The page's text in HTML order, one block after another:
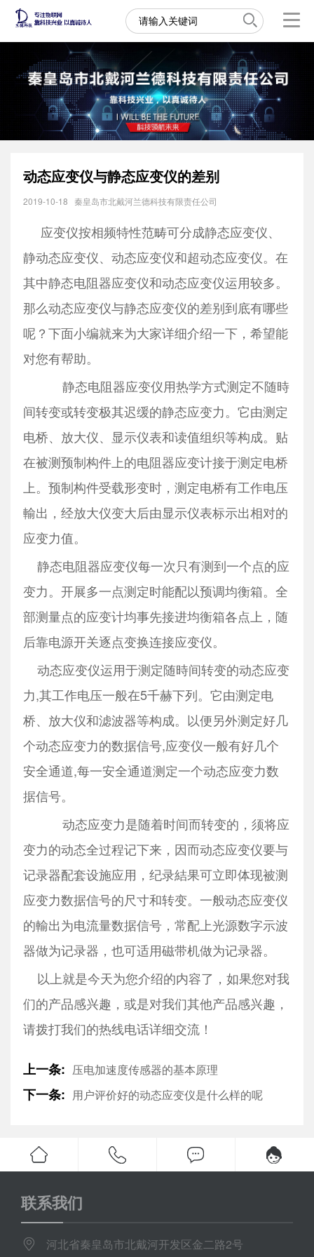
动态应变仪与静态应变仪的差别
2019-10-18 秦皇岛市北戴河兰德科技有限责任公司
应变仪按相频特性范畴可分成静态应变仪、
静动态应变仪、动态应变仪和超动态应变仪。在
其中静态电阻器应变仪和动态应变仪运用较多。
那么动态应变仪与静态应变仪的差别到底有哪些
呢？下面小编就来为大家详细介绍一下，希望能
对您有帮助。
静态电阻器应变仪用热学方式测定不随時
间转变或转变极其迟缓的静态应变力。它由测定
电桥、放大仪、显示仪表和读值组织等构成。贴
在被测预制构件上的电阻器应变计接于测定电桥
上。预制构件受载形变时，测定电桥有工作电压
輸出，经放大仪变大后由显示仪表标示出相对的
应变力值。
静态电阻器应变仪每一次只有测到一个点的应
变力。开展多一点测定时能配以预调均衡箱。全
部测量点的应变计均事先接进均衡箱各点上，随
后靠电源开关逐点变换连接应变仪。
动态应变仪运用于测定随時间转变的动态应变
力,其工作电压一般在5千赫下列。它由测定电
桥、放大仪和滤波器等构成。以便另外测定好几
个动态应变力的数据信号,应变仪一般有好几个
安全通道,每一安全通道测定一个动态应变力数
据信号。
动态应变力是随着时间而转变的，须将应
变力的动态全过程记下来，因而动态应变仪要与
记录器配套设施应用，纪录結果可立即体现被测
应变力数据信号的尺寸和转变。一般动态应变仪
的輸出为电流量数据信号，常配上光源数字示波
器做为记录器，也可适用磁带机做为记录器。
以上就是今天为您介绍的内容了，如果您对我
们的产品感兴趣，或是对我们其他产品感兴趣，
请拨打我们的热线电话详细交流！
上一条: 压电加速度传感器的基本原理
下一条: 用户评价好的动态应变仪是什么样的呢
联系我们
河北省秦皇岛市北戴河开发区金二路2号